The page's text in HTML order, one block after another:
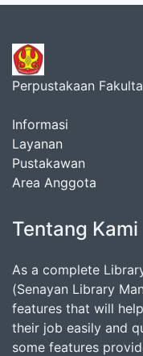
Perpustakaan
Informasi
Layanan
Pustakawan
Area Anggota
Tentang Kami
As a complete
(Senayan Library
features that will
their job easily and
some features